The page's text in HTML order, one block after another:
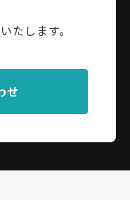
たします。
せ